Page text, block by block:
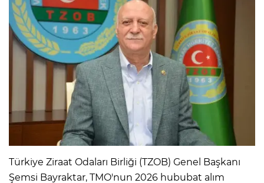
Türkiye Ziraat Odaları Birliği (TZOB) Genel Başkanı
Şemsi Bayraktar, TMO'nun 2026 hububat alım